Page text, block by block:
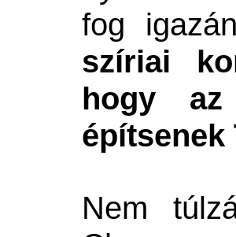
fog
szíriai
hogy az
építsenek
Nem